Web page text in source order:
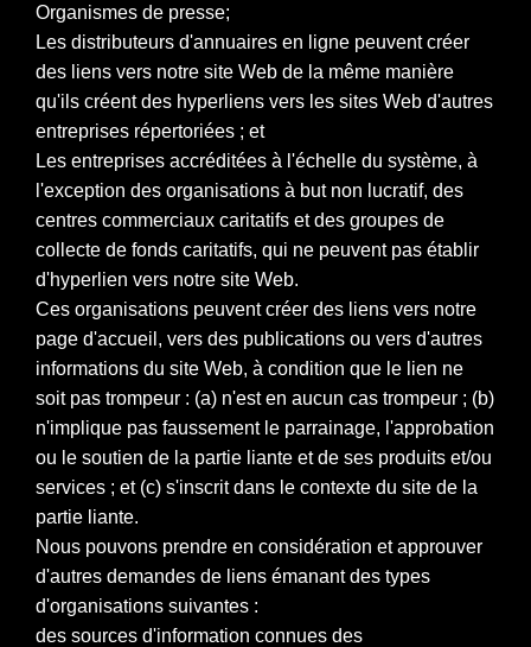
Organismes de presse;
Les distributeurs d'annuaires en ligne peuvent créer
des liens vers notre site Web de la même manière
qu'ils créent des hyperliens vers les sites Web d'autres
entreprises répertoriées ; et
Les entreprises accréditées à l'échelle du système, à
l'exception des organisations à but non lucratif, des
centres commerciaux caritatifs et des groupes de
collecte de fonds caritatifs, qui ne peuvent pas établir
d'hyperlien vers notre site Web.
Ces organisations peuvent créer des liens vers notre
page d'accueil, vers des publications ou vers d'autres
informations du site Web, à condition que le lien ne
soit pas trompeur : (a) n'est en aucun cas trompeur ; (b)
n'implique pas faussement le parrainage, l'approbation
ou le soutien de la partie liante et de ses produits et/ou
services ; et (c) s'inscrit dans le contexte du site de la
partie liante.
Nous pouvons prendre en considération et approuver
d'autres demandes de liens émanant des types
d'organisations suivantes :
des sources d'information connues des